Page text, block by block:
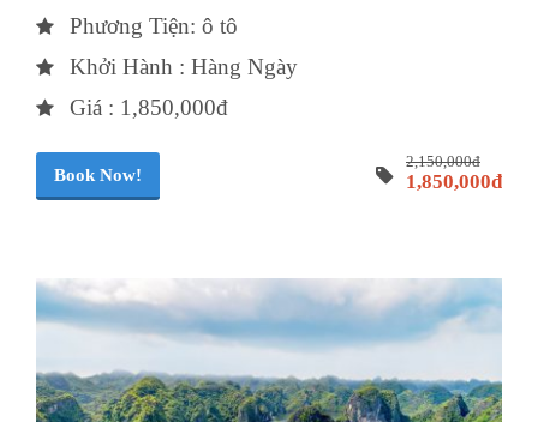
Phương Tiện: ô tô
Khởi Hành : Hàng Ngày
Giá : 1,850,000đ
Book Now!
2,150,000đ
1,850,000đ